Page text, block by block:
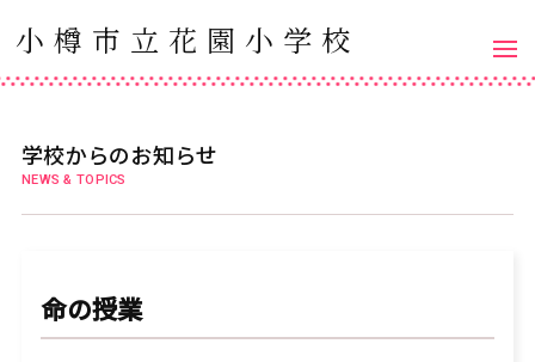
小樽市立花園小学校
学校からのお知らせ
NEWS & TOPICS
命の授業